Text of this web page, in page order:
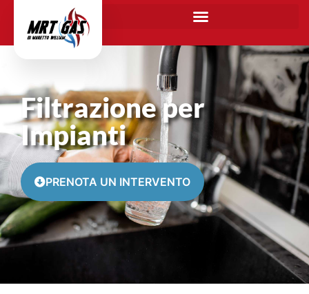
Filtrazione per
Impianti
PRENOTA UN INTERVENTO